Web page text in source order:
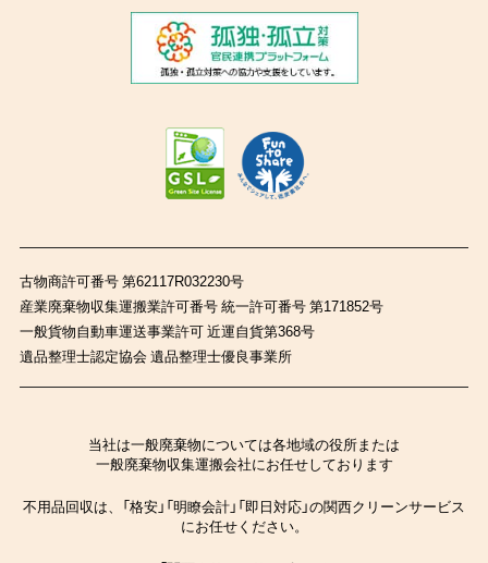
古物商許可番号 第62117R032230号
産業廃棄物収集運搬業許可番号 統一許可番号 第171852号
一般貨物自動車運送事業許可 近運自貨第368号
遺品整理士認定協会 遺品整理士優良事業所
当社は一般廃棄物については各地域の役所または
一般廃棄物収集運搬会社にお任せしております
不用品回収は、「格安」「明瞭会計」「即日対応」の関西クリーンサービス
にお任せください。